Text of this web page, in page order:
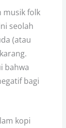
musik folk
seolah
(atau
bahwa
bagi
kopi